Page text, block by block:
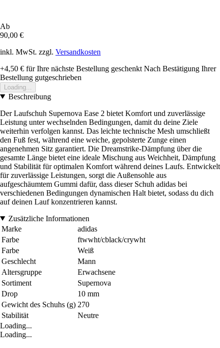
Ab
90,00 €
inkl. MwSt. zzgl. Versandkosten
+4,50 € für Ihre nächste Bestellung geschenkt Nach Bestätigung Ihrer
Bestellung gutgeschrieben
Loading...
Beschreibung
Der Laufschuh Supernova Ease 2 bietet Komfort und zuverlässige
Leistung unter wechselnden Bedingungen, damit du deine Ziele
weiterhin verfolgen kannst. Das leichte technische Mesh umschließt
den Fuß fest, während eine weiche, gepolsterte Zunge einen
angenehmen Sitz garantiert. Die Dreamstrike-Dämpfung über die
gesamte Länge bietet eine ideale Mischung aus Weichheit, Dämpfung
und Stabilität für optimalen Komfort während deines Laufs. Entwickelt
für zuverlässige Leistungen, sorgt die Außensohle aus
aufgeschäumtem Gummi dafür, dass dieser Schuh adidas bei
verschiedenen Bedingungen dynamischen Halt bietet, sodass du dich
auf deinen Lauf konzentrieren kannst.
Zusätzliche Informationen
Marke
adidas
Farbe
ftwwht/cblack/crywht
Farbe
Weiß
Geschlecht
Mann
Altersgruppe
Erwachsene
Sortiment
Supernova
Drop
10 mm
Gewicht des Schuhs (g) 270
Stabilität
Neutre
Loading...
Loading...